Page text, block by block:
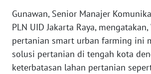
Gunawan, Senior Manajer
PLN UID Jakarta Raya, mengatakan,
pertanian smart urban farming ini
solusi pertanian di tengah kota
keterbatasan lahan pertanian
WN
JATIM
WN
BALI